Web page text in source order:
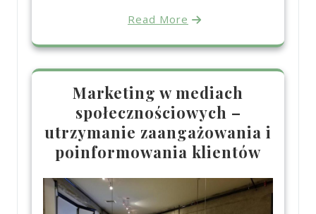
Read More
Marketing w mediach
społecznościowych –
utrzymanie zaangażowania i
poinformowania klientów